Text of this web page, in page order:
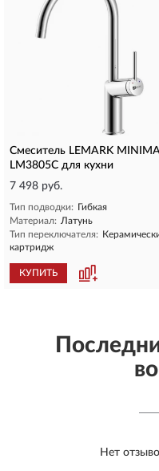
Смеситель LEMARK MINIMA
LM3805C для кухни
7 498 руб.
Тип подводки: Гибкая
Материал: Латунь
Тип переключателя:
картридж
КУПИТЬ
Нет